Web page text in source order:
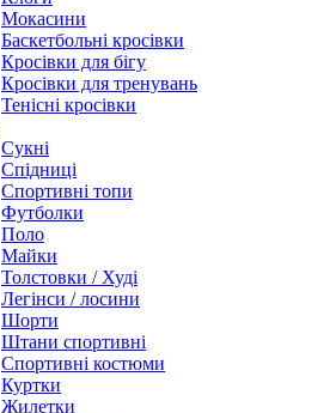
Мокасини
Баскетбольні кросівки
Кросівки для бігу
Кросівки для тренувань
Тенісні кросівки
Сукні
Спідниці
Спортивні топи
Футболки
Поло
Майки
Толстовки / Худі
Легінси / лосини
Шорти
Штани спортивні
Спортивні костюми
Куртки
Жилетки